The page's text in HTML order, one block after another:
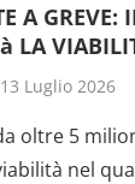
A GREVE:
LA
13 Luglio 2026
oltre 5
nel